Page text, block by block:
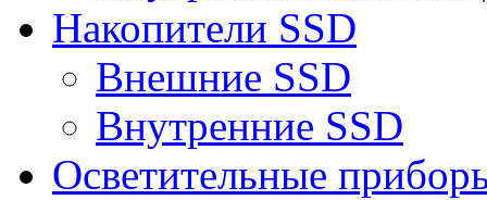
Накопители SSD
Внешние SSD
Внутренние SSD
Осветительные